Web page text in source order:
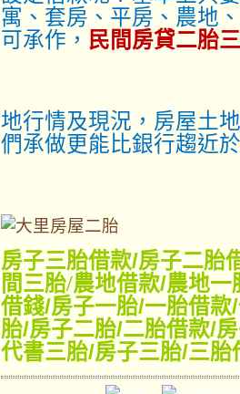
寓、套房、平房、農地
可承作， 民間房貸二胎
地行情及現況，房屋土
們承做更能比銀行趨近
房子三胎借款/房子二胎
間三胎/農地借款/農地一
借錢/房子一胎/一胎借款/
胎/房子二胎/二胎借款/
代書三胎/房子三胎/三胎